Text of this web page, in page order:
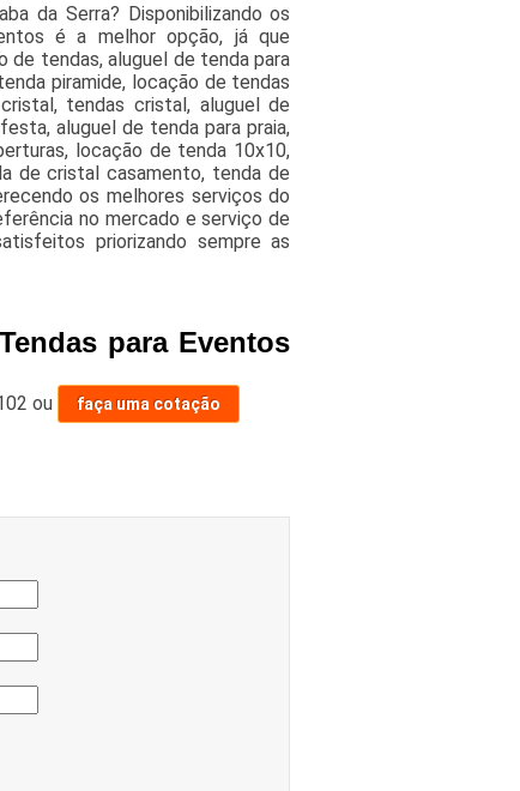
da Serra? Disponibilizando os
é a melhor opção, já que
de tendas, aluguel de tenda para
piramide, locação de tendas
tendas cristal, aluguel de
aluguel de tenda para praia,
locação de tenda 10x10,
de cristal casamento, tenda de
os melhores serviços do
no mercado e serviço de
priorizando sempre as
para Eventos
ou faça uma cotação